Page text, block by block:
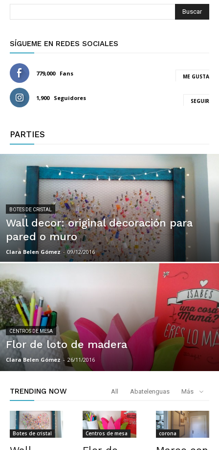
Buscar
SÍGUEME EN REDES SOCIALES
779,000 Fans ME GUSTA
1,900 Seguidores SEGUIR
PARTIES
BOTES DE CRISTAL
Wall decor: original decoración para
pared o muro
Clara Belen Gómez - 09/12/2016
CENTROS DE MESA
Flor de loto de madera
Clara Belen Gómez - 26/11/2016
TRENDING NOW All Abatelenguas Más
Botes de cristal Centros de mesa corona